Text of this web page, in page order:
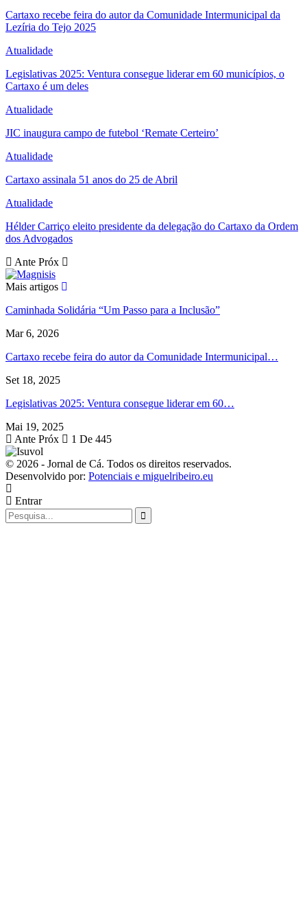
Cartaxo recebe feira do autor da Comunidade Intermunicipal da
Lezíria do Tejo 2025
Atualidade
Legislativas 2025: Ventura consegue liderar em 60 municípios, o
Cartaxo é um deles
Atualidade
JIC inaugura campo de futebol ‘Remate Certeiro’
Atualidade
Cartaxo assinala 51 anos do 25 de Abril
Atualidade
Hélder Carriço eleito presidente da delegação do Cartaxo da Ordem
dos Advogados
Ante Próx
Mais artigos
Caminhada Solidária “Um Passo para a Inclusão”
Mar 6, 2026
Cartaxo recebe feira do autor da Comunidade Intermunicipal…
Set 18, 2025
Legislativas 2025: Ventura consegue liderar em 60…
Mai 19, 2025
Ante Próx 1 De 445
© 2026 - Jornal de Cá. Todos os direitos reservados.
Desenvolvido por: Potenciais e miguelribeiro.eu
Entrar